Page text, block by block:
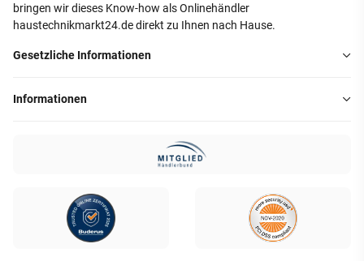
bringen wir dieses Know-how als Onlinehändler
haustechnikmarkt24.de direkt zu Ihnen nach Hause.
Gesetzliche Informationen
Informationen